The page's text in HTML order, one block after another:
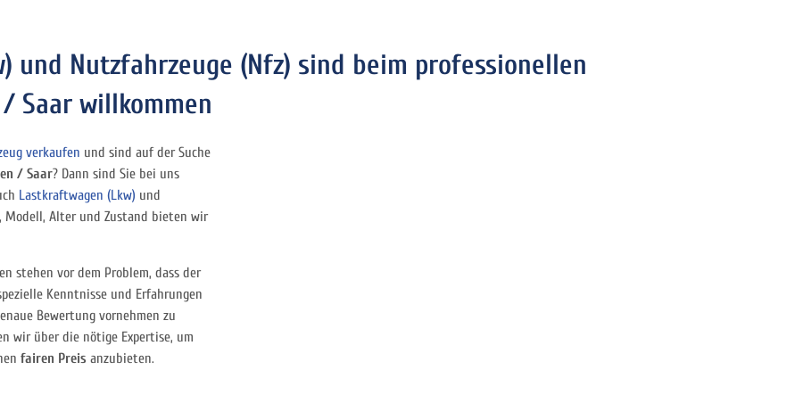
und Nutzfahrzeuge (Nfz) sind beim professionellen
Saar willkommen
verkaufen und sind auf der Suche
/ Saar? Dann sind Sie bei uns
Lastkraftwagen (Lkw) und
Modell, Alter und Zustand bieten wir
stehen vor dem Problem, dass der
Kenntnisse und Erfahrungen
Bewertung vornehmen zu
wir über die nötige Expertise, um
fairen Preis anzubieten.